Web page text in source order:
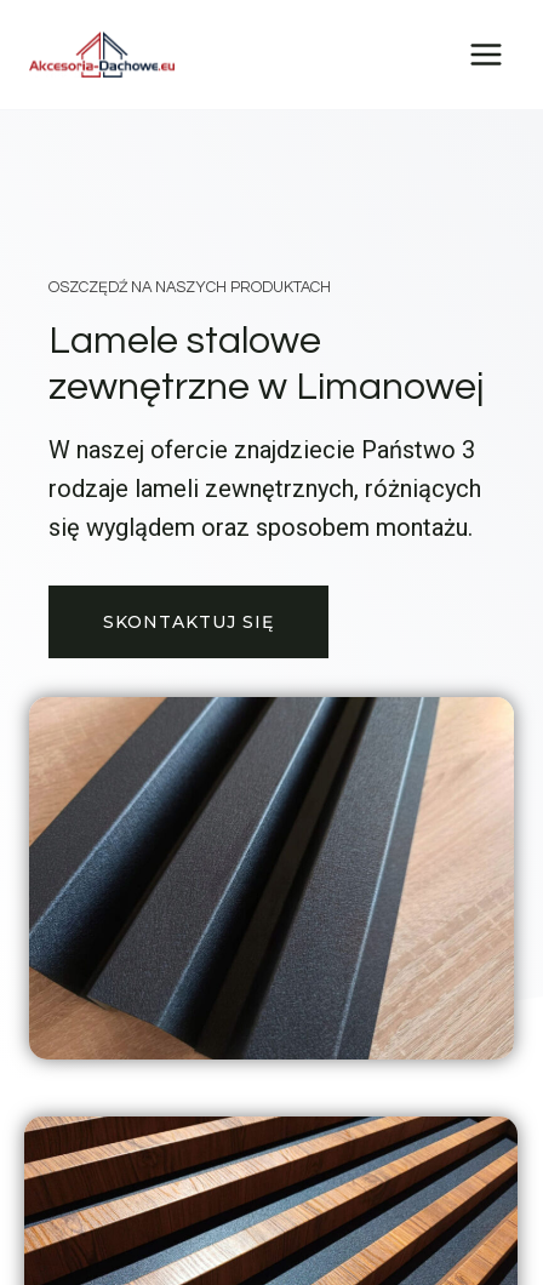
OSZCZĘDŹ NA NASZYCH PRODUKTACH
Lamele stalowe
zewnętrzne w Limanowej
W naszej ofercie znajdziecie Państwo 3
rodzaje lameli zewnętrznych, różniących
się wyglądem oraz sposobem montażu.
SKONTAKTUJ SIĘ